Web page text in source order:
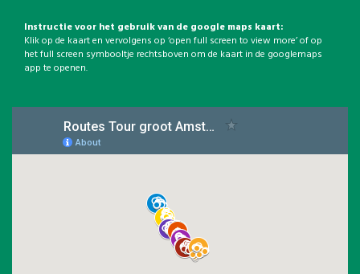
Instructie voor het gebruik van de google maps kaart:
Klik op de kaart en vervolgens op ‘open full screen to view more’ of op
het full screen symbooltje rechtsboven om de kaart in de googlemaps
app te openen.